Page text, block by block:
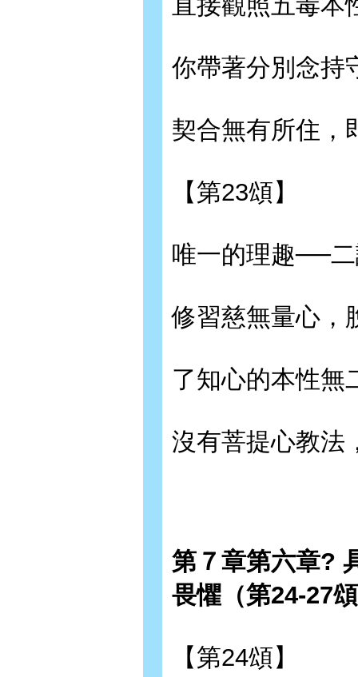
你帶著分別念持
契合無有所住，
【第23頌】
唯一的理趣──
修習慈無量心，
了知心的本性無
沒有菩提心教法
第７章第六章?
畏懼（第24-27
【第24頌】